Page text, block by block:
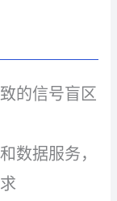
的信号盲区
数据服务，